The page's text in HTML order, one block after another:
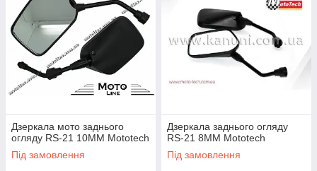
Дзеркала мото заднього
огляду RS-21 10ММ Mototech
Під замовлення
Дзеркала заднього огляду
RS-21 8ММ Mototech
Під замовлення